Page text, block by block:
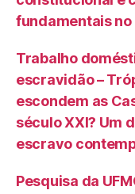
fundamentais no
Trabalho
escravidão –
escondem as
século XXI? Um
escravo
Pesquisa da